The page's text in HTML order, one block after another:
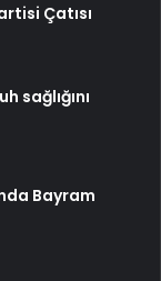
Çatısı
sağlığını
Bayram